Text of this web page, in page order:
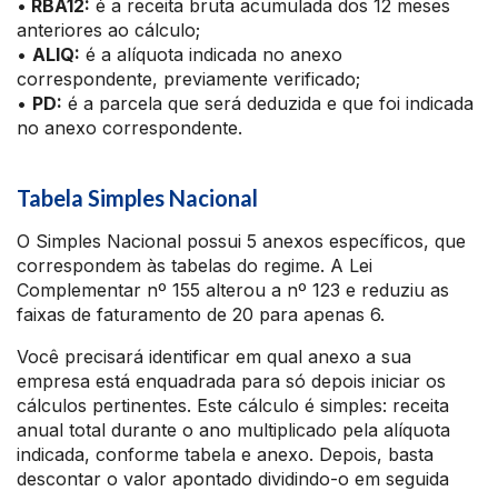
• RBA12: é a receita bruta acumulada dos 12 meses
anteriores ao cálculo;
• ALIQ: é a alíquota indicada no anexo
correspondente, previamente verificado;
• PD: é a parcela que será deduzida e que foi indicada
no anexo correspondente.
Tabela Simples Nacional
O Simples Nacional possui 5 anexos específicos, que
correspondem às tabelas do regime. A Lei
Complementar nº 155 alterou a nº 123 e reduziu as
faixas de faturamento de 20 para apenas 6.
Você precisará identificar em qual anexo a sua
empresa está enquadrada para só depois iniciar os
cálculos pertinentes. Este cálculo é simples: receita
anual total durante o ano multiplicado pela alíquota
indicada, conforme tabela e anexo. Depois, basta
descontar o valor apontado dividindo-o em seguida